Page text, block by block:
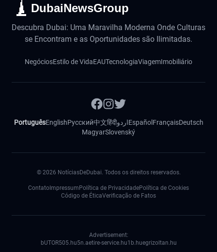
DubaiNewsGroup
Descubra Dubai: Uma Maravilha Moderna Onde Culturas
se Encontram e as Oportunidades são Ilimitadas.
NegóciosEstilo de VidaEAUTecnologiaViagemImobiliário
PortuguêsEnglishРусский中文हिंदीاردوEspañol FrançaisDeutsch
MagyarSlovenský
© 2026 NotíciasDeDubai. Todos os direitos reservados.
Contato Impressum Política de PrivacidadePolítica de Cookies
Código de ÉticaVerificação de Fatos
Advertisement:
bUTOR505.hu5n.aetire-service.hu1b.huegrizoltan.hu